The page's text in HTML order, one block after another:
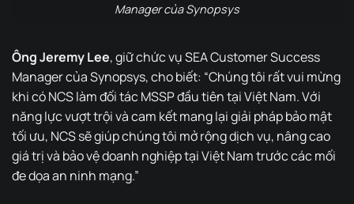
Manager của Synopsys
Ông Jeremy Lee, giữ chức vụ SEA Customer Success
Manager của Synopsys, cho biết: “Chúng tôi rất vui mừng
khi có NCS làm đối tác MSSP đầu tiên tại Việt Nam. Với
năng lực vượt trội và cam kết mang lại giải pháp bảo mật
tối ưu, NCS sẽ giúp chúng tôi mở rộng dịch vụ, nâng cao
giá trị và bảo vệ doanh nghiệp tại Việt Nam trước các mối
đe dọa an ninh mạng.”